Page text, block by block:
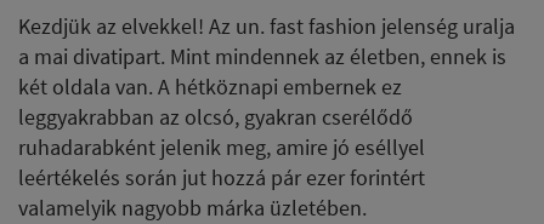
Kezdjük az elvekkel! Az un. fast fashion jelenség uralja
a mai divatipart. Mint mindennek az életben, ennek is
két oldala van. A hétköznapi embernek ez
leggyakrabban az olcsó, gyakran cserélődő
ruhadarabként jelenik meg, amire jó eséllyel
leértékelés során jut hozzá pár ezer forintért
valamelyik nagyobb márka üzletében.